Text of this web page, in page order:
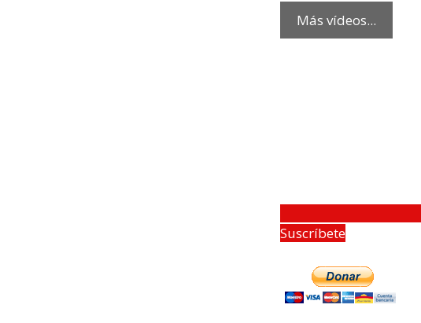
Más vídeos...
Suscríbete